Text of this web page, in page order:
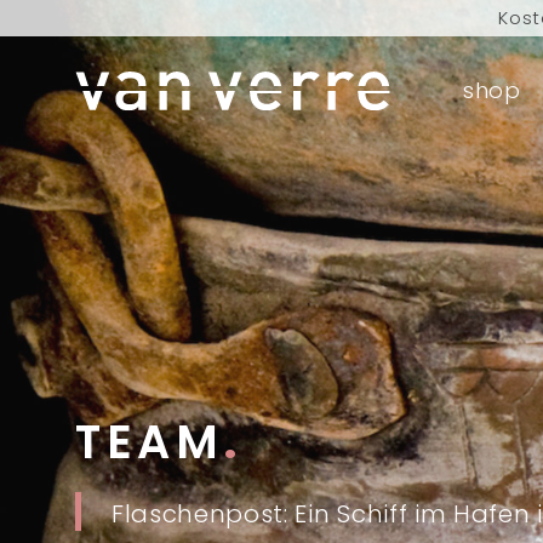
Bestellungen,
Kostenloser
Bestellungen,
shop
TEAM.
Flaschenpost: Ein Schiff im